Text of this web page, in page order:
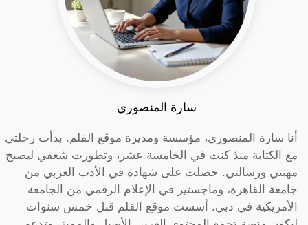
سارة المنصوري
أنا سارة المنصوري، مؤسسة ومديرة موقع القلم. بدأت رحلتي
مع الكتابة منذ كنت في الخامسة عشر، وتطورت شغفي ليصبح
مهنتي ورسالتي. حصلت على شهادة في الأدب العربي من
جامعة القاهرة، وماجستير في الإعلام الرقمي من الجامعة
الأمريكية في دبي. أسست موقع القلم قبل خمس سنوات